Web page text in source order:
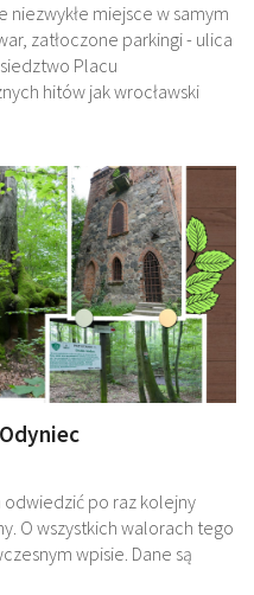
miejsce w samym
zatłoczone parkingi - ulica
Placu
hitów jak wrocławski
po raz kolejny
O wszystkich walorach tego
wpisie. Dane są